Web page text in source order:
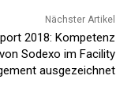
Nächster Artikel
2018: Kompetenz
von Sodexo im Facility
ausgezeichnet